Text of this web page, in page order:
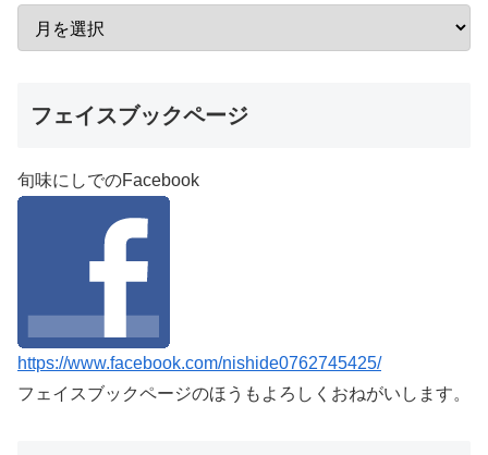
フェイスブックページ
旬味にしでのFacebook
https://www.facebook.com/nishide0762745425/
フェイスブックページのほうもよろしくおねがいします。